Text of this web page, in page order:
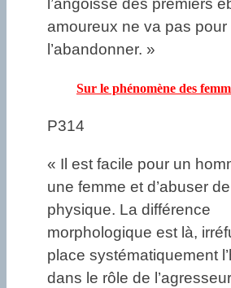
amoureux ne va pas pour
l’abandonner. »
Sur le phénomène des
P314
« Il est facile pour un
une femme et d’abuser
physique. La différence
morphologique est là,
place systématiquement
dans le rôle de